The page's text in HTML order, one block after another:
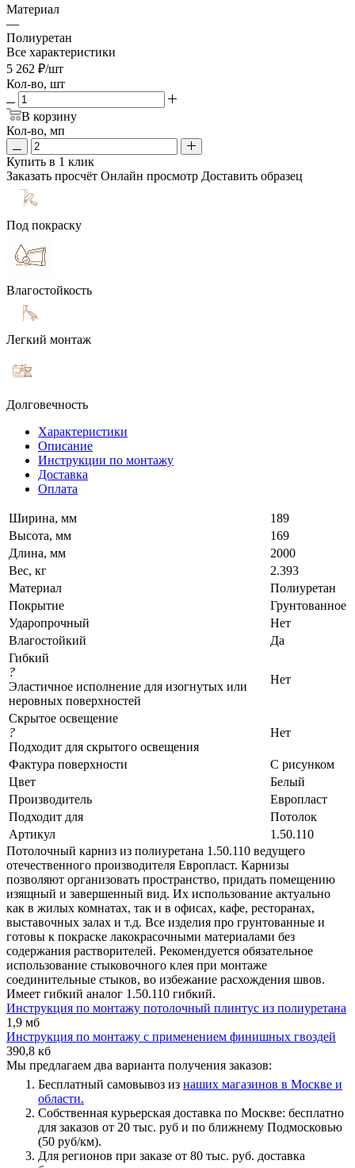
Материал
—
Полиуретан
Все характеристики
5 262 ₽/шт
Кол-во, шт
В корзину
Кол-во, мп
Купить в 1 клик
Заказать просчёт Онлайн просмотр Доставить образец
Под покраску
Влагостойкость
Легкий монтаж
Долговечность
Характеристики
Описание
Инструкции по монтажу
Доставка
Оплата
Ширина, мм
189
Высота, мм
169
Длина, мм
2000
Вес, кг
2.393
Материал
Полиуретан
Покрытие
Грунтованное
Ударопрочный
Нет
Влагостойкий
Да
Гибкий
?
Эластичное исполнение для изогнутых или
неровных поверхностей
Нет
Скрытое освещение
?
Подходит для скрытого освещения
Нет
Фактура поверхности
С рисунком
Цвет
Белый
Производитель
Европласт
Подходит для
Потолок
Артикул
1.50.110
Потолочный карниз из полиуретана 1.50.110 ведущего
отечественного производителя Европласт. Карнизы
позволяют организовать пространство, придать помещению
изящный и завершенный вид. Их использование актуально
как в жилых комнатах, так и в офисах, кафе, ресторанах,
выставочных залах и т.д. Все изделия про грунтованные и
готовы к покраске лакокрасочными материалами без
содержания растворителей. Рекомендуется обязательное
использование стыковочного клея при монтаже
соединительные стыков, во избежание расхождения швов.
Имеет гибкий аналог 1.50.110 гибкий.
Инструкция по монтажу потолочный плинтус из полиуретана
1,9 мб
Инструкция по монтажу с применением финишных гвоздей
390,8 кб
Мы предлагаем два варианта получения заказов:
Бесплатный самовывоз из наших магазинов в Москве и
области.
Собственная курьерская доставка по Москве: бесплатно
для заказов от 20 тыс. руб и по ближнему Подмосковью
(50 руб/км).
Для регионов при заказе от 80 тыс. руб. доставка